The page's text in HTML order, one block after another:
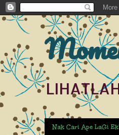
Nak Cari Ape LaGi